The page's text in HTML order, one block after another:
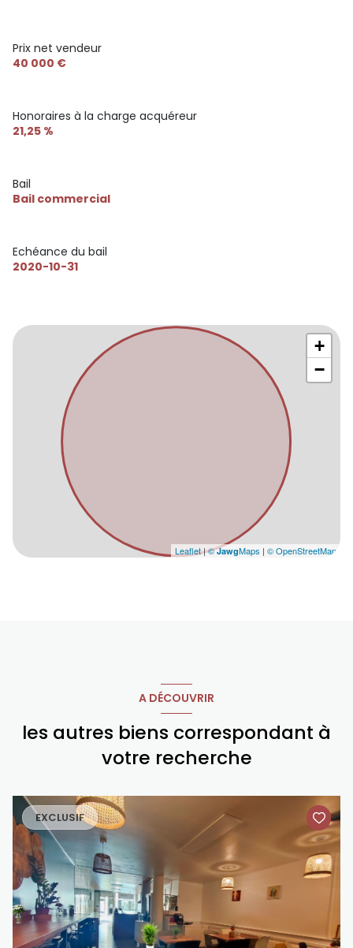
gouvernement.
Prix net vendeur
40 000 €
Honoraires à la charge acquéreur
21,25 %
Bail
Bail commercial
Echéance du bail
2020-10-31
+
−
Leaflet|©JawgMaps | © OpenStreetMap
A DÉCOUVRIR
les autres biens correspondant à
votre recherche
EXCLUSIF